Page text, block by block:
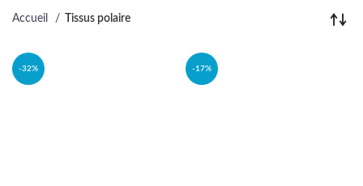
Accueil Tissus polaire
-32% -17%